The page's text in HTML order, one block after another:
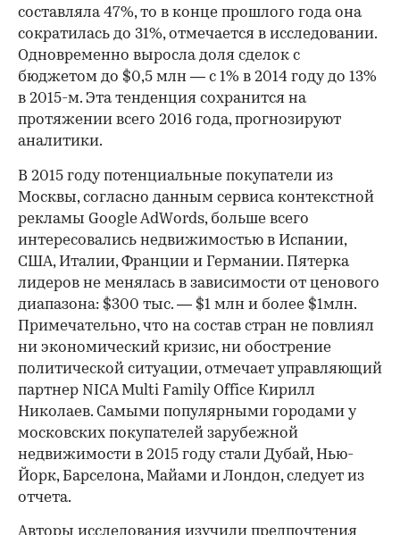
составляла 47%, то в конце прошлого года она
сократилась до 31%, отмечается в исследовании.
Одновременно выросла доля сделок с
бюджетом до $0,5 млн — с 1% в 2014 году до 13%
в 2015-м. Эта тенденция сохранится на
протяжении всего 2016 года, прогнозируют
аналитики.
00:00 / 00:00
В 2015 году потенциальные покупатели из
Москвы, согласно данным сервиса контекстной
рекламы Google AdWords, больше всего
интересовались недвижимостью в Испании,
США, Италии, Франции и Германии. Пятерка
лидеров не менялась в зависимости от ценового
диапазона: $300 тыс. — $1 млн и более $1млн.
Примечательно, что на состав стран не повлиял
ни экономический кризис, ни обострение
политической ситуации, отмечает управляющий
партнер NICA Multi Family Office Кирилл
Николаев. Самыми популярными городами у
московских покупателей зарубежной
недвижимости в 2015 году стали Дубай, Нью-
Йорк, Барселона, Майами и Лондон, следует из
отчета.
Авторы исследования изучили предпочтения